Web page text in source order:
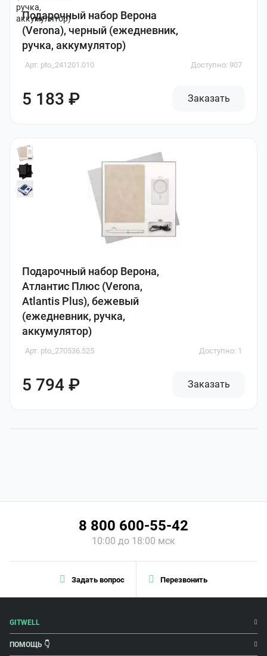
Подарочный набор Верона
(Verona), черный (ежедневник,
ручка, аккумулятор)
Арт. pto_241201.010 Доступно: 907
5 183 ₽ Заказать
Подарочный набор Верона,
Атлантис Плюс (Verona,
Atlantis Plus), бежевый
(ежедневник, ручка,
аккумулятор)
Арт. pto_270536.525 Доступно: 1
5 794 ₽ Заказать
Задать вопрос Перезвонить
8 800 600-55-42
10:00 до 18:00 мск
GITWELL
ПОМОЩЬ 👇